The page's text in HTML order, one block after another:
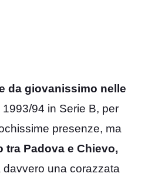
da giovanissimo nelle
94 in Serie B, per
presenze, ma
tra Padova e Chievo,
davvero una corazzata